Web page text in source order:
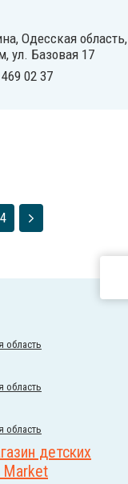
Одесская область,
ул. Базовая 17
02 37
4
область
область
область
детских
Market